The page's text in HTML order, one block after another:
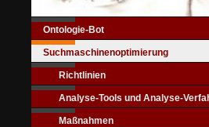
Ontologie-Bot
Suchmaschinenoptimierung
Richtlinien
Analyse-Tools und Analyse-
Maßnahmen